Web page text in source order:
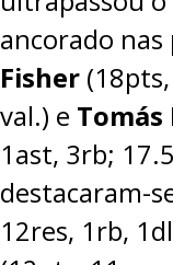
ancorado nas
Fisher
val.) e
1ast, 3rb;
destacaram-
12res, 1rb,